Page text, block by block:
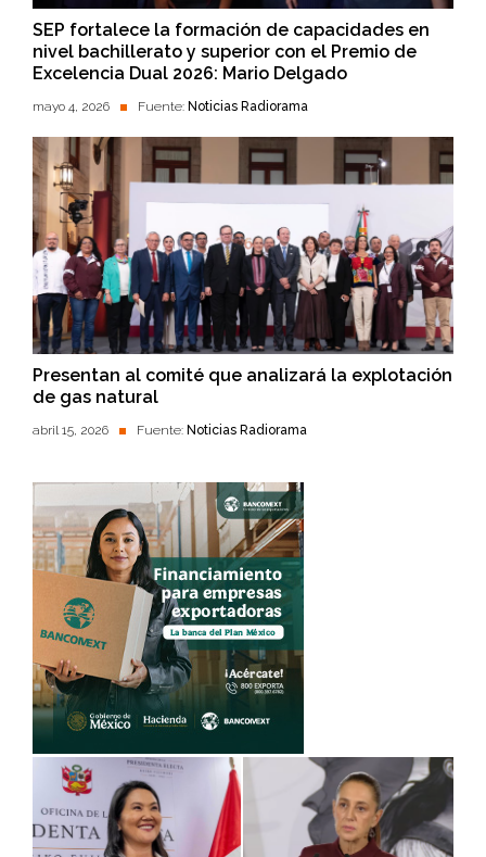
SEP fortalece la formación de capacidades en
nivel bachillerato y superior con el Premio de
Excelencia Dual 2026: Mario Delgado
mayo 4, 2026 Fuente: Noticias Radiorama
Presentan al comité que analizará la explotación
de gas natural
abril 15, 2026 Fuente: Noticias Radiorama